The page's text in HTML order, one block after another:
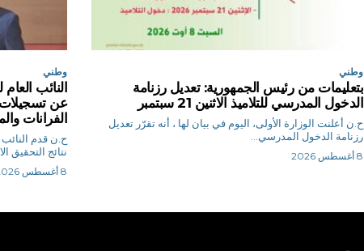
وطني
بتعليمات من رئيس الجمهورية: تعديل رزنامة
الدخول المدرسي للتلاميذ الاثنين 21 سبتمبر
ح.ن أعلنت الوزارة الأولى، اليوم في بيان لها ، أنه تقرّر تعديل
رزنامة الدخول المدرسي...
8 أغسطس 2026
وطني
النائب
عن
الفرانات
ح.ن قدم
نتائج التحقيق
8 أغسطس 2026